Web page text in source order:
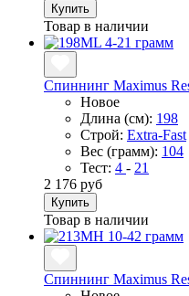
Купить
Товар в наличии
Спиннинг Maximus
Новое
Длина (см): 198
Строй: Extra-Fast
Вес (грамм): 104
Тест: 4 - 21
2 176 руб
Купить
Товар в наличии
Спиннинг Maximus